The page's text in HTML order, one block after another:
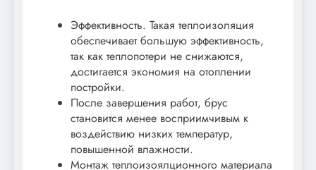
Эффективность. Такая теплоизоляция
обеспечивает большую эффективность,
так как теплопотери не снижаются,
достигается экономия на отоплении
постройки.
После завершения работ, брус
становится менее восприимчивым к
воздействию низких температур,
повышенной влажности.
Монтаж теплоизоялционного материала